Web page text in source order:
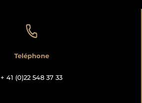
Teléphone
+ 41 (0)22 548 37 33